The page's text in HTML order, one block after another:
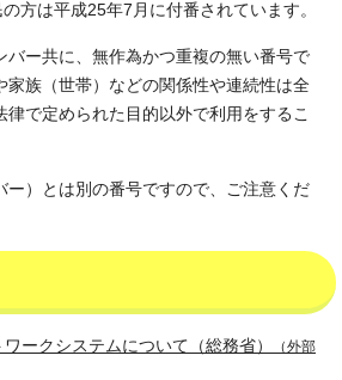
方は平成25年7月に付番されています。
バー共に、無作為かつ重複の無い番号で
家族（世帯）などの関係性や連続性は全
律で定められた目的以外で利用をするこ
）とは別の番号ですので、ご注意くだ
ークシステムについて（総務省）
（外部